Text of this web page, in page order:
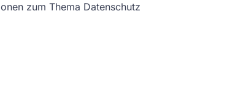
zum Thema Datenschutz